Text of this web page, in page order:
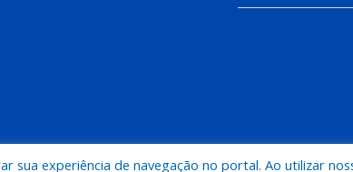
sua experiência de navegação no portal. Ao utilizar